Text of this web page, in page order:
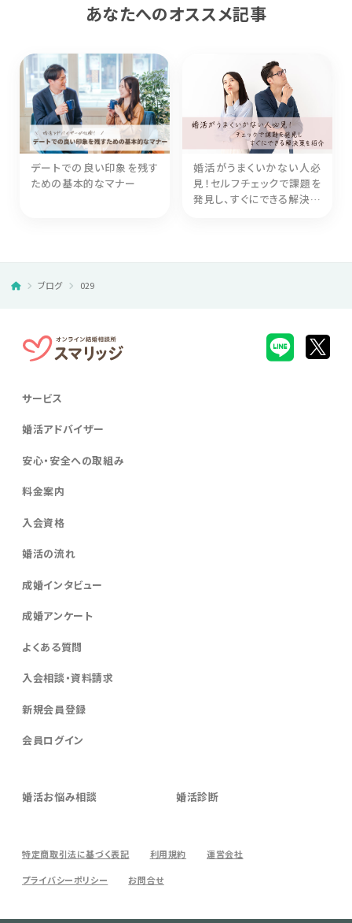
あなたへのオススメ記事
デートでの良い印象を残す
ための基本的なマナー
婚活がうまくいかない人必
見！セルフチェックで課題を
発見し、すぐにできる解決策
ブログ 029
サービス
婚活アドバイザー
安心・安全への取組み
料金案内
入会資格
婚活の流れ
成婚インタビュー
成婚アンケート
よくある質問
入会相談・資料請求
新規会員登録
会員ログイン
婚活お悩み相談 婚活診断
特定商取引法に基づく表記 利用規約 運営会社
プライバシーポリシー お問合せ